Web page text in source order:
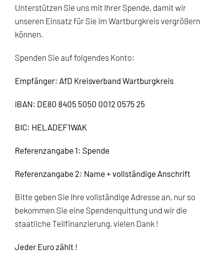
Unterstützen Sie uns mit Ihrer Spende, damit wir
unseren Einsatz für Sie im Wartburgkreis vergrößern
können.
Spenden Sie auf folgendes Konto:
Empfänger: AfD Kreisverband Wartburgkreis
IBAN: DE80 8405 5050 0012 0575 25
BIC: HELADEF1WAK
Referenzangabe 1: Spende
Referenzangabe 2: Name + vollständige Anschrift
Bitte geben Sie Ihre vollständige Adresse an, nur so
bekommen Sie eine Spendenquittung und wir die
staatliche Teilfinanzierung, vielen Dank !
Jeder Euro zählt !